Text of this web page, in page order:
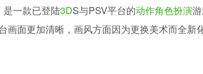
是一款已登陆3DS与PSV平台的动作角色扮演
画面更加清晰，画风方面因为更换美术而全新